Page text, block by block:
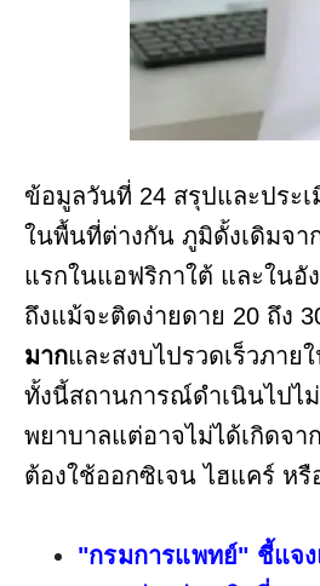
ข้อมูลวันที่ 24 สรุปและประ
ในพื้นที่ต่างกัน ภูมิดั้งเดิมจา
แรกในแอฟริกาใต้ และใน
ถึงแม้จะติดง่ายดาย 20 ถึง
มากและสงบไปรวดเร็วภาย
ทั้งนี้สถานการณ์ดำเนินไปไ
พยาบาลแต่อาจไม่ได้เกิดจาก
ต้องใช้ออกซิเจน ไฮแคร์ ห
"กรมการแพทย์" ชี้แจง